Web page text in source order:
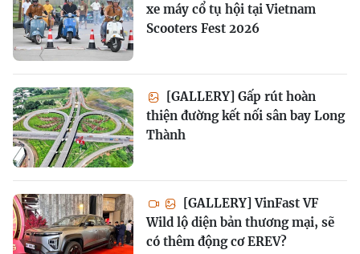
xe máy cổ tụ hội tại Vietnam
Scooters Fest 2026
[GALLERY] Gấp rút hoàn
thiện đường kết nối sân bay Long
Thành
[GALLERY] VinFast VF
Wild lộ diện bản thương mại, sẽ
có thêm động cơ EREV?